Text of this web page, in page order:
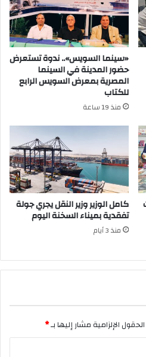
«سينما السويس».. ندوة تستعرض
حضور المدينة في السينما
المصرية بمعرض السويس الرابع
للكتاب
منذ 19 ساعة
كامل الوزير وزير النقل يجري جولة
تفقدية بميناء السخنة اليوم
منذ 3 أيام
الحقول الإلزامية مشار إليها بـ*